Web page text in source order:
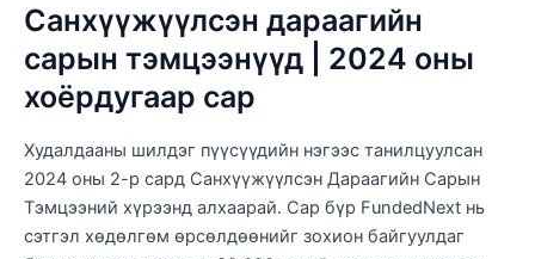
Санхүүжүүлсэн дараагийн
сарын тэмцээнүүд | 2024 оны
хоёрдугаар сар
Худалдааны шилдэг пүүсүүдийн нэгээс танилцуулсан
2024 оны 2-р сард Санхүүжүүлсэн Дараагийн Сарын
Тэмцээний хүрээнд алхаарай. Сар бүр FundedNext нь
сэтгэл хөдөлгөм өрсөлдөөнийг зохион байгуулдаг